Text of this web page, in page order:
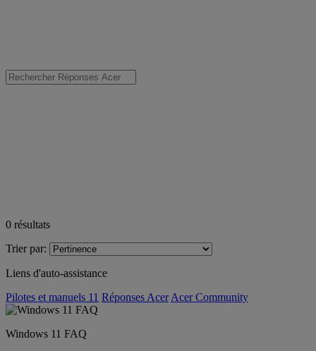
0 résultats
Trier par:
Liens d'auto-assistance
Pilotes et manuels 11 Réponses Acer Acer Community
Windows 11 FAQ